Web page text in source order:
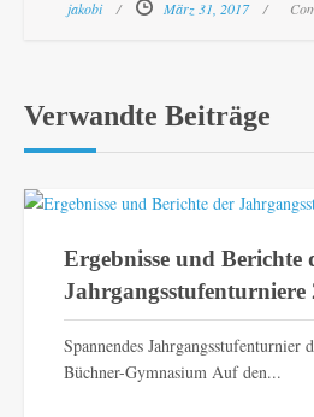
jakobi März 31, 2017
Verwandte Beiträge
Ergebnisse und Berichte
Jahrgangsstufenturniere
Spannendes Jahrgangsstufenturnier
Büchner-Gymnasium Auf den...